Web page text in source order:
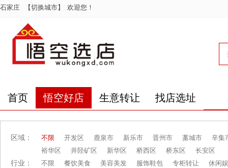
石家庄 【切换城市】 欢迎您！
首页 悟空好店 生意转让 找店选址
区域： 不限 开发区 鹿泉市 新乐市 晋州市 藁城市
辛集
裕华区
井陉矿区 新华区 桥西区 桥东区
长安区
行业：
不限 餐饮美食 美容美发 服饰鞋包 专柜转让
休闲